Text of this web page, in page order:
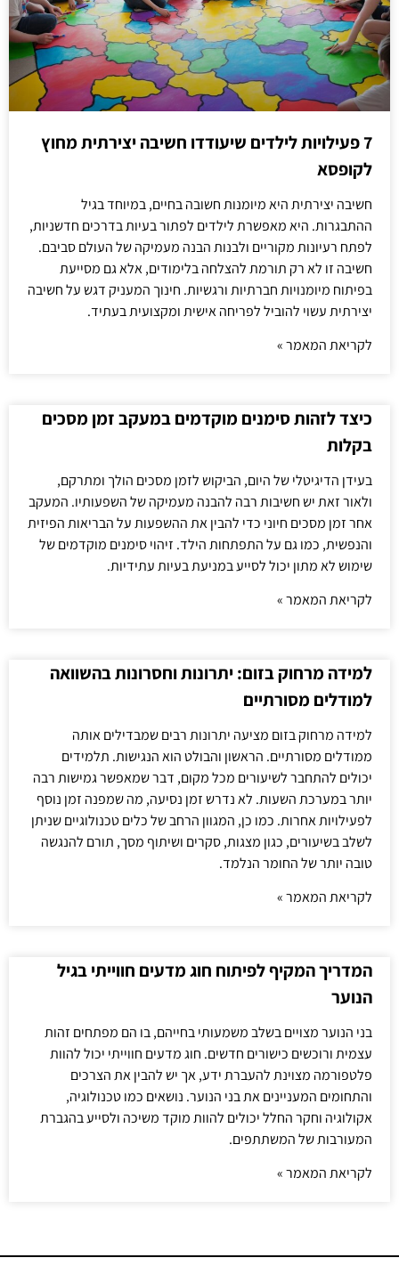
7 פעילויות לילדים שיעודדו חשיבה יצירתית מחוץ
לקופסא
חשיבה יצירתית היא מיומנות חשובה בחיים, במיוחד בגיל
ההתבגרות. היא מאפשרת לילדים לפתור בעיות בדרכים חדשניות,
לפתח רעיונות מקוריים ולבנות הבנה מעמיקה של העולם סביבם.
חשיבה זו לא רק תורמת להצלחה בלימודים, אלא גם מסייעת
בפיתוח מיומנויות חברתיות ורגשיות. חינוך המעניק דגש על חשיבה
יצירתית עשוי להוביל לפריחה אישית ומקצועית בעתיד.
לקריאת המאמר »
כיצד לזהות סימנים מוקדמים במעקב זמן מסכים
בקלות
בעידן הדיגיטלי של היום, הביקוש לזמן מסכים הולך ומתרקם,
ולאור זאת יש חשיבות רבה להבנה מעמיקה של השפעותיו. המעקב
אחר זמן מסכים חיוני כדי להבין את ההשפעות על הבריאות הפיזית
והנפשית, כמו גם על התפתחות הילד. זיהוי סימנים מוקדמים של
שימוש לא מתון יכול לסייע במניעת בעיות עתידיות.
לקריאת המאמר »
למידה מרחוק בזום: יתרונות וחסרונות בהשוואה
למודלים מסורתיים
למידה מרחוק בזום מציעה יתרונות רבים שמבדילים אותה
ממודלים מסורתיים. הראשון והבולט הוא הנגישות. תלמידים
יכולים להתחבר לשיעורים מכל מקום, דבר שמאפשר גמישות רבה
יותר במערכת השעות. לא נדרש זמן נסיעה, מה שמפנה זמן נוסף
לפעילויות אחרות. כמו כן, המגוון הרחב של כלים טכנולוגיים שניתן
לשלב בשיעורים, כגון מצגות, סקרים ושיתוף מסך, תורם להנגשה
טובה יותר של החומר הנלמד.
לקריאת המאמר »
המדריך המקיף לפיתוח חוג מדעים חווייתי בגיל
הנוער
בני הנוער מצויים בשלב משמעותי בחייהם, בו הם מפתחים זהות
עצמית ורוכשים כישורים חדשים. חוג מדעים חווייתי יכול להוות
פלטפורמה מצוינת להעברת ידע, אך יש להבין את הצרכים
והתחומים המעניינים את בני הנוער. נושאים כמו טכנולוגיה,
אקולוגיה וחקר החלל יכולים להוות מוקד משיכה ולסייע בהגברת
המעורבות של המשתתפים.
לקריאת המאמר »